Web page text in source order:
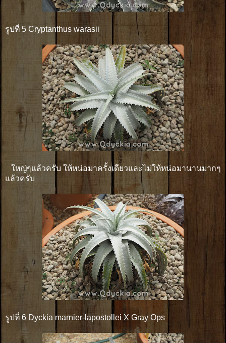
รูปที่ 5 Cryptanthus warasii
ใหญ่ๆแล้วครับ ให้หน่อมาครั้งเดียวและไม่ให้หน่อมานานมากๆ
แล้วครับ
รูปที่ 6 Dyckia marnier-lapostollei X Gray Ops